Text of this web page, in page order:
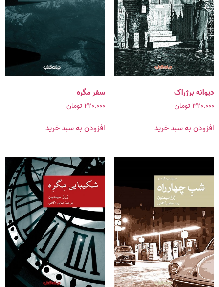
دیوانه برژراک
۳۲۰.۰۰۰ تومان
افزودن به سبد خرید
سفر مگره
۲۲۰.۰۰۰ تومان
افزودن به سبد خرید